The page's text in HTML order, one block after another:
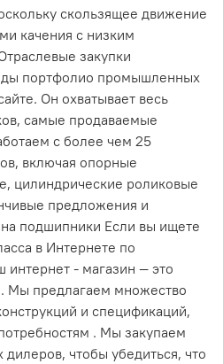
скользящее движение
качения с низким
закупки
портфолио промышленных
Он охватывает весь
самые продаваемые
с более чем 25
включая опорные
цилиндрические роликовые
предложения и
подшипники Если вы ищете
в Интернете по
- магазин — это
Мы предлагаем множество
и спецификаций,
. Мы закупаем
чтобы убедиться, что